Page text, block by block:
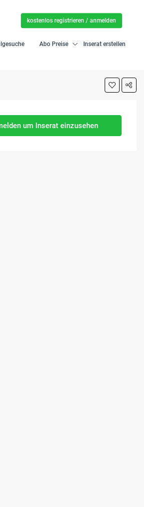
Abo Preise Inserat erstellen
kostenlos registrieren / anmelden
um Inserat einzusehen